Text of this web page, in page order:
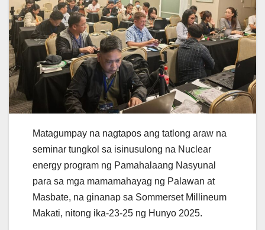
Matagumpay na nagtapos ang tatlong araw na
seminar tungkol sa isinusulong na Nuclear
energy program ng Pamahalaang Nasyunal
para sa mga mamamahayag ng Palawan at
Masbate, na ginanap sa Sommerset Millineum
Makati, nitong ika-23-25 ng Hunyo 2025.